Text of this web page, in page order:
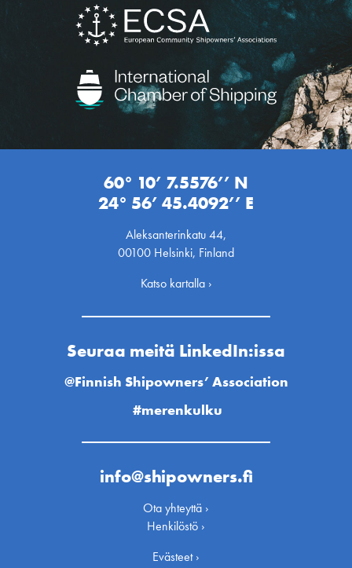
60° 10’ 7.5576’’ N
24° 56’ 45.4092’’ E
Aleksanterinkatu 44,
00100 Helsinki, Finland
Katso kartalla ›
Seuraa meitä LinkedIn:issa
@Finnish Shipowners’ Association
#merenkulku
info@shipowners.fi
Ota yhteyttä ›
Henkilöstö ›
Evästeet ›